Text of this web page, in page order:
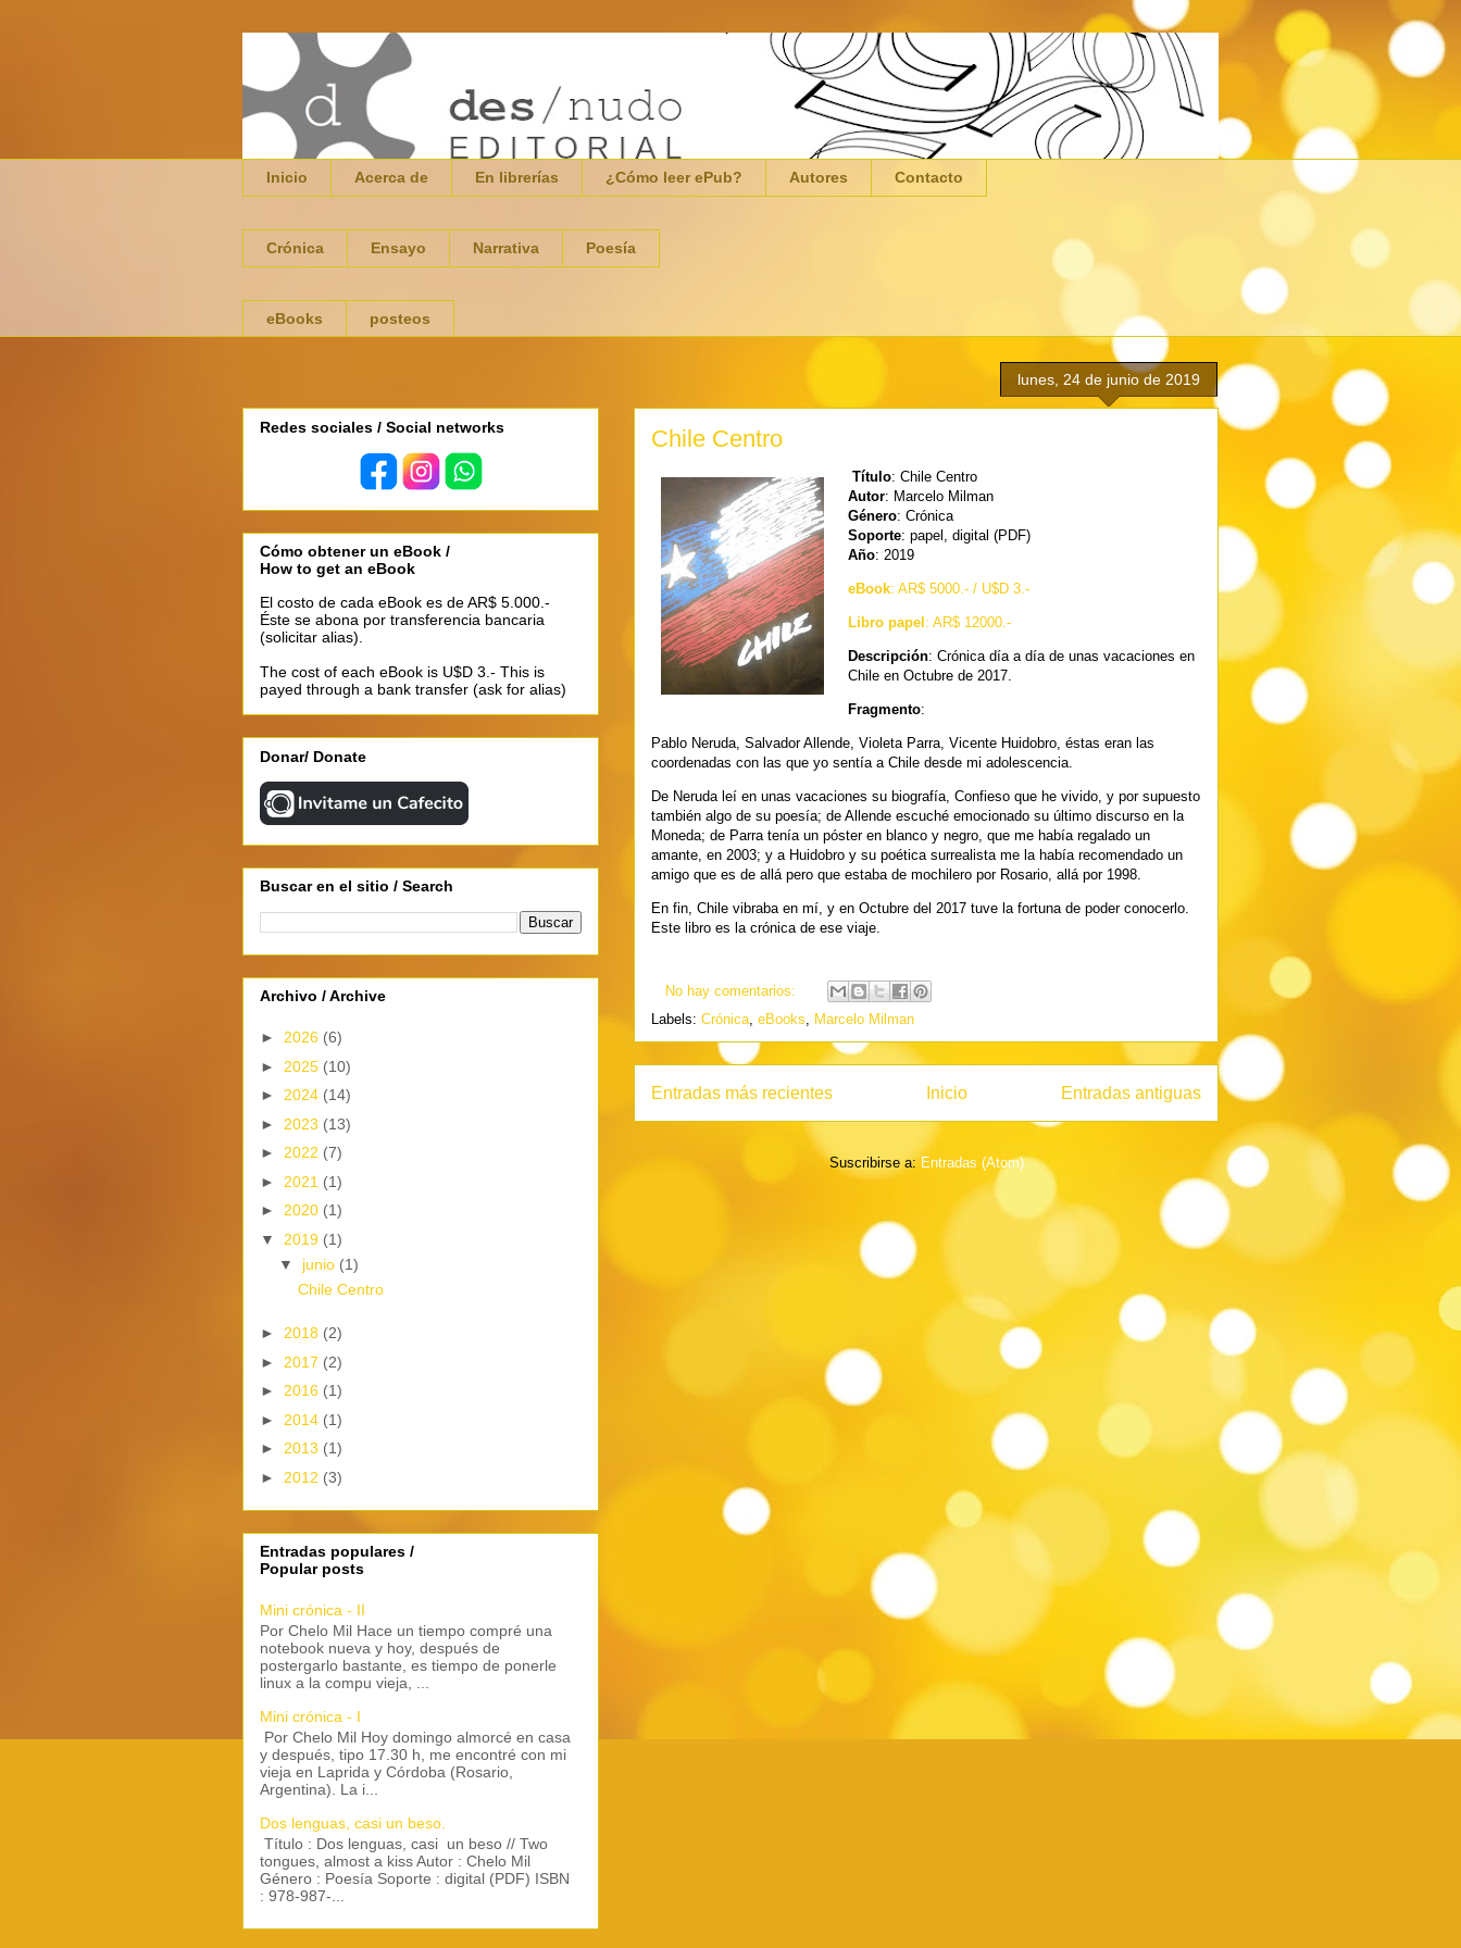
Inicio Acerca de En librerías ¿Cómo leer ePub? Autores Contacto
Crónica Ensayo Narrativa Poesía
eBooks posteos
lunes, 24 de junio de 2019
Chile Centro
Título: Chile Centro
Autor: Marcelo Milman
Género: Crónica
Soporte: papel, digital (PDF)
Año: 2019
eBook: AR$ 5000.- / U$D 3.-
Libro papel : AR$ 12000.-
Descripción: Crónica día a día de unas vacaciones en
Chile en Octubre de 2017.
Fragmento:
Pablo Neruda, Salvador Allende, Violeta Parra, Vicente Huidobro, éstas eran las
coordenadas con las que yo sentía a Chile desde mi adolescencia.
De Neruda leí en unas vacaciones su biografía, Confieso que he vivido, y por supuesto
también algo de su poesía; de Allende escuché emocionado su último discurso en la
Moneda; de Parra tenía un póster en blanco y negro, que me había regalado un
amante, en 2003; y a Huidobro y su poética surrealista me la había recomendado un
amigo que es de allá pero que estaba de mochilero por Rosario, allá por 1998.
En fin, Chile vibraba en mí, y en Octubre del 2017 tuve la fortuna de poder conocerlo.
Este libro es la crónica de ese viaje.
No hay comentarios:
Labels: Crónica, eBooks, Marcelo Milman
Entradas más recientes Entradas antiguas
Inicio
Suscribirse a:Entradas (Atom)
Redes sociales / Social networks
Cómo obtener un eBook /
How to get an eBook
El costo de cada eBook es de AR$ 5.000.-
Éste se abona por transferencia bancaria
(solicitar alias).
The cost of each eBook is U$D 3.- This is
payed through a bank transfer (ask for alias)
Donar/ Donate
Buscar en el sitio / Search
Archivo / Archive
► 2026 (6)
► 2025 (10)
► 2024 (14)
► 2023 (13)
► 2022 (7)
► 2021 (1)
► 2020 (1)
▼ 2019 (1)
▼ junio (1)
Chile Centro
► 2018 (2)
► 2017 (2)
► 2016 (1)
► 2014 (1)
► 2013 (1)
► 2012 (3)
Entradas populares /
Popular posts
Mini crónica - II
Por Chelo Mil Hace un tiempo compré una
notebook nueva y hoy, después de
postergarlo bastante, es tiempo de ponerle
linux a la compu vieja, ...
Mini crónica - I
Por Chelo Mil Hoy domingo almorcé en casa
y después, tipo 17.30 h, me encontré con mi
vieja en Laprida y Córdoba (Rosario,
Argentina). La i...
Dos lenguas, casi un beso.
Título : Dos lenguas, casi un beso // Two
tongues, almost a kiss Autor : Chelo Mil
Género : Poesía Soporte : digital (PDF) ISBN
: 978-987-...